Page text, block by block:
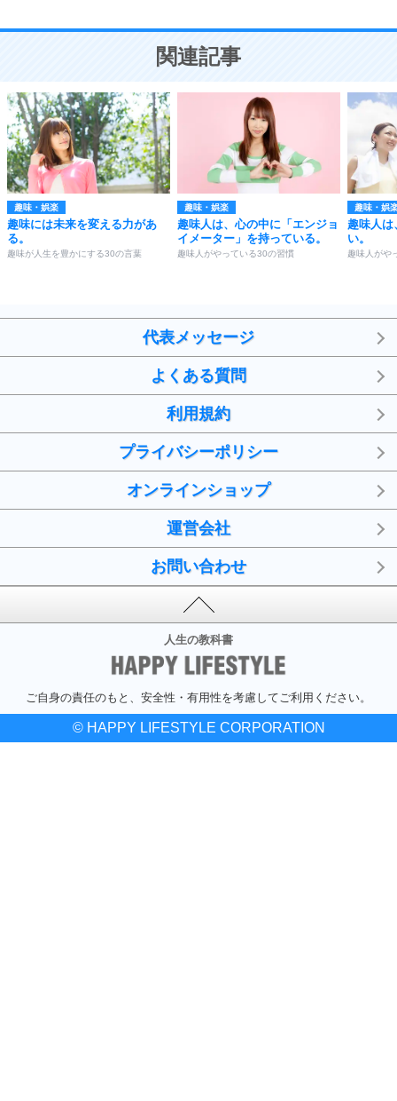
ことが大切。
関連記事
趣味・娯楽
趣味には未来を変える力があ
る。
趣味が人生を豊かにする30の言葉
趣味・娯楽
趣味人は、心の中に「エンジョ
イメーター」を持っている。
趣味人がやっている30の習慣
趣味・娯
趣味人は
い。
趣味人がや
代表メッセージ
よくある質問
利用規約
プライバシーポリシー
オンラインショップ
運営会社
お問い合わせ
人生の教科書
ご自身の責任のもと、安全性・有用性を考慮してご利用ください。
© HAPPY LIFESTYLE CORPORATION